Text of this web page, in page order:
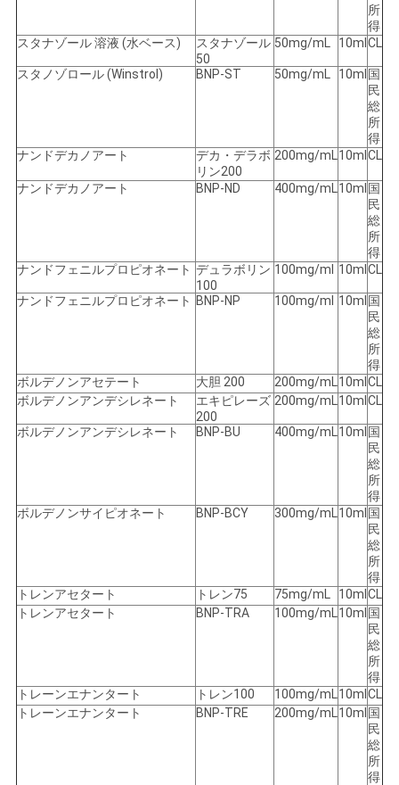
所
得
スタナゾール 溶液 (水ベース)
スタナゾール
50
50mg/mL 10mlCL
スタノゾロール (Winstrol) BNP-ST 50mg/mL 10ml国
民
総
所
得
ナンドデカノアート
デカ・デラボ
リン200
200mg/mL10mlCL
ナンドデカノアート BNP-ND 400mg/mL10ml国
民
総
所
得
ナンドフェニルプロピオネート デュラボリン
100
100mg/ml 10mlCL
ナンドフェニルプロピオネート BNP-NP 100mg/ml 10ml国
民
総
所
得
ボルデノンアセテート
大胆 200 200mg/mL10mlCL
ボルデノンアンデシレネート
エキピレーズ
200
200mg/mL10mlCL
ボルデノンアンデシレネート BNP-BU 400mg/mL10ml国
民
総
所
得
ボルデノンサイピオネート
BNP-BCY 300mg/mL10ml国
民
総
所
得
トレンアセタート
トレン75 75mg/mL 10mlCL
トレンアセタート
BNP-TRA 100mg/mL10ml国
民
総
所
得
トレーンエナンタート
トレン100 100mg/mL10mlCL
トレーンエナンタート
BNP-TRE 200mg/mL10ml国
民
総
所
得